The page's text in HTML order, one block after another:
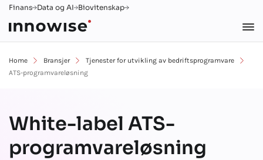
Finans Data og AI Biovitenskap
Home Bransjer
Tjenester for utvikling av bedriftsprogramvare
ATS-programvareløsning
White-label ATS-
programvareløsning